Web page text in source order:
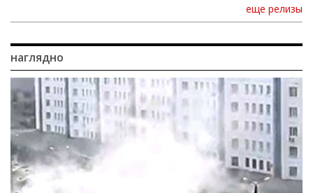
еще релизы
наглядно